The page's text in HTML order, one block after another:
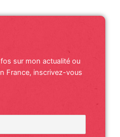
sur mon actualité ou
France, inscrivez-vous